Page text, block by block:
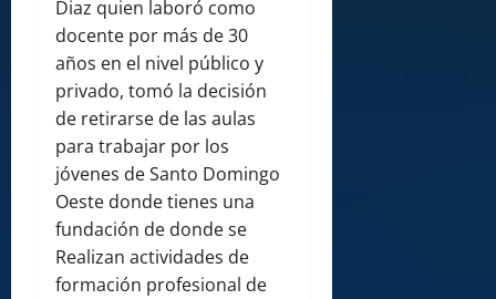
Diaz quien laboró como
docente por más de 30
años en el nivel público y
privado, tomó la decisión
de retirarse de las aulas
para trabajar por los
jóvenes de Santo Domingo
Oeste donde tienes una
fundación de donde se
Realizan actividades de
formación profesional de